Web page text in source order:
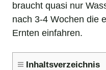
braucht quasi nur
nach 3-4 Wochen die
Ernten einfahren.
Inhaltsverzeichnis